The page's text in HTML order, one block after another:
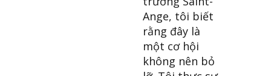
Ange, tôi biết
rằng đây là
một cơ hội
không nên bỏ